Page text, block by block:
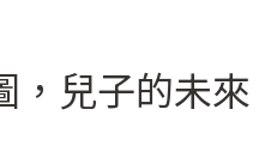
，兒子的未來